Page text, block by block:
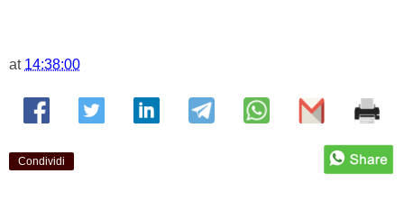
at 14:38:00
Condividi